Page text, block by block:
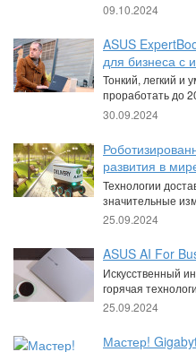
09.10.2024
ASUS
для бизнеса с
Тонкий, легкий и
проработать до
30.09.2024
развития в
Технологии
значительные
25.09.2024
ASUS AI For
Искусственный
горячая
25.09.2024
Мастер!